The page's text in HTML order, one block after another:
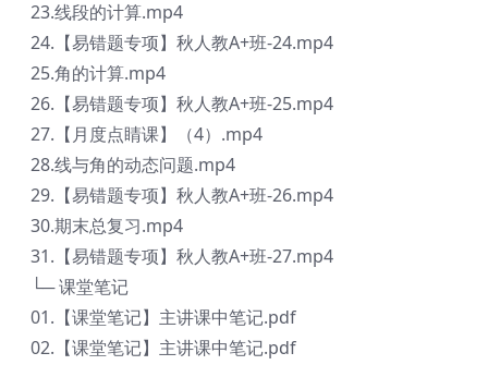
23.线段的计算.mp4
24.【易错题专项】秋人教A+班-24.mp4
25.角的计算.mp4
26.【易错题专项】秋人教A+班-25.mp4
27.【月度点睛课】（4）.mp4
28.线与角的动态问题.mp4
29.【易错题专项】秋人教A+班-26.mp4
30.期末总复习.mp4
31.【易错题专项】秋人教A+班-27.mp4
└─ 课堂笔记
01.【课堂笔记】主讲课中笔记.pdf
02.【课堂笔记】主讲课中笔记.pdf